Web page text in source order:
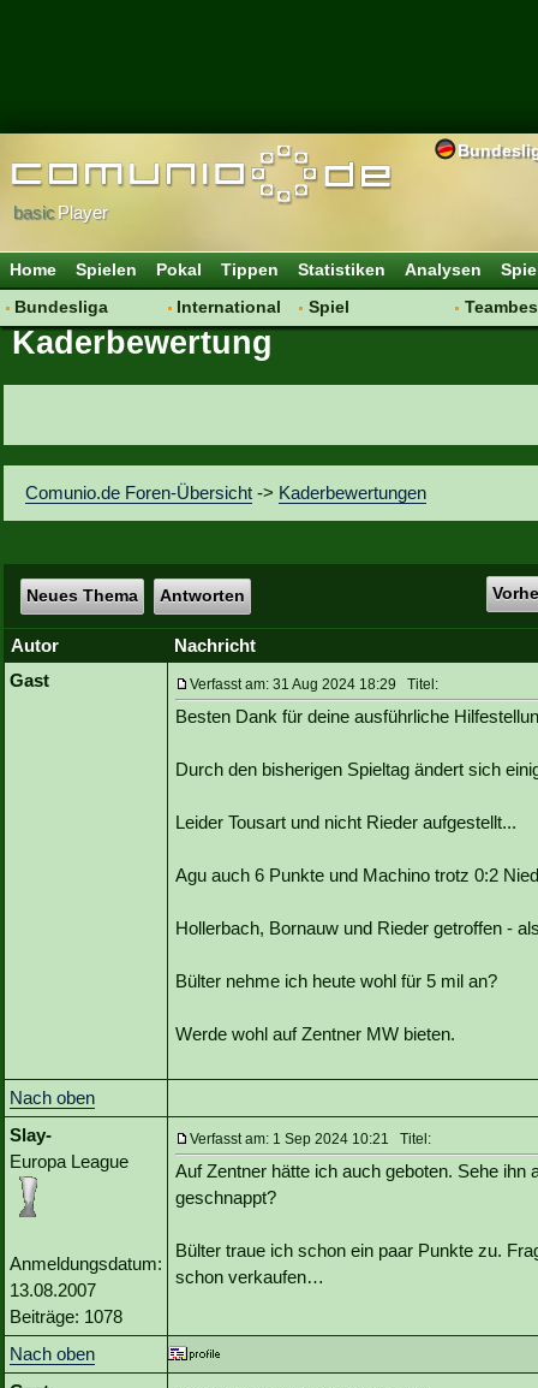
basicPlayer
Home Spielen Pokal Tippen Statistiken Analysen
Bundesliga
Hot News
Vereinsfragen
International
Vereine
Spiel
Kaderbewertung
Comunio.de Foren-Übersicht -> Kaderbewertungen
Neues Thema Antworten
Autor
Nachricht
Gast
Verfasst am: 31 Aug 2024 18:29 Titel:
Besten Dank für deine ausführliche
Durch den bisherigen Spieltag ändert sich
Leider Tousart und nicht Rieder aufgestellt...
Agu auch 6 Punkte und Machino trotz 0:2
Hollerbach, Bornauw und Rieder getroffen -
Bülter nehme ich heute wohl für 5 mil an?
Werde wohl auf Zentner MW bieten.
Nach oben
Slay-
Europa League
Anmeldungsdatum:
13.08.2007
Beiträge: 1078
Verfasst am: 1 Sep 2024 10:21 Titel:
Auf Zentner hätte ich auch geboten. Sehe
geschnappt?
Bülter traue ich schon ein paar Punkte zu.
schon verkaufen…
Nach oben